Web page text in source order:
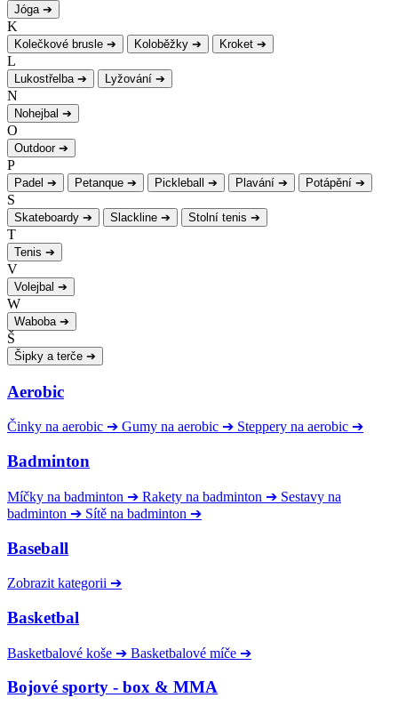
Jóga ➔
K
Kolečkové brusle ➔ Koloběžky ➔ Kroket ➔
L
Lukostřelba ➔ Lyžování ➔
N
Nohejbal ➔
O
Outdoor ➔
P
Padel ➔ Petanque ➔ Pickleball ➔ Plavání ➔ Potápění ➔
S
Skateboardy ➔ Slackline ➔ Stolní tenis ➔
T
Tenis ➔
V
Volejbal ➔
W
Waboba ➔
Š
Šipky a terče ➔
Aerobic
Činky na aerobic ➔ Gumy na aerobic ➔ Steppery na aerobic ➔
Badminton
Míčky na badminton ➔ Rakety na badminton ➔ Sestavy na
badminton ➔ Sítě na badminton ➔
Baseball
Zobrazit kategorii ➔
Basketbal
Basketbalové koše ➔ Basketbalové míče ➔
Bojové sporty - box & MMA